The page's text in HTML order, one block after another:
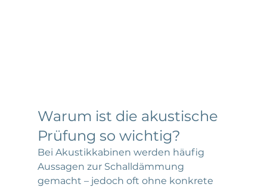
Warum ist die akustische
Prüfung so wichtig?
Bei Akustikkabinen werden häufig
Aussagen zur Schalldämmung
gemacht – jedoch oft ohne konkrete